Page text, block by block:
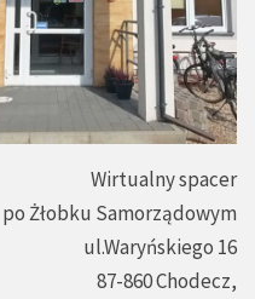
Wirtualny spacer
po Żłobku Samorządowym
ul.Waryńskiego 16
87-860 Chodecz,